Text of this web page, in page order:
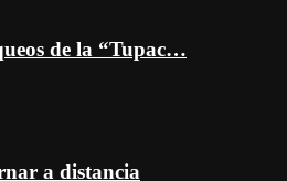
de la “Tupac…
a distancia